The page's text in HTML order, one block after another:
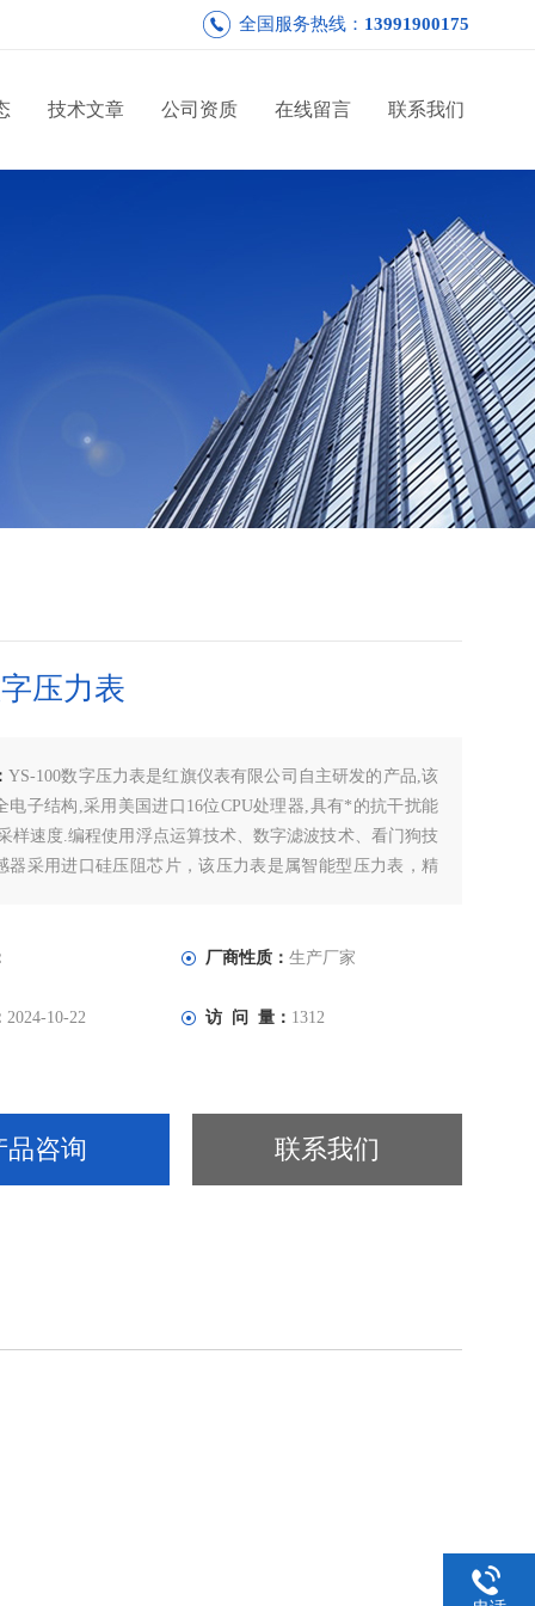
全国服务热线： 13991900175
技术文章 公司资质 在线留言 联系我们
压力表
YS-100数字压力表是红旗仪表有限公司自主研发的产品,该
电子结构,采用美国进口16位CPU处理器,具有*的抗干扰能
样速度.编程使用浮点运算技术、数字滤波技术、看门狗技
器采用进口硅压阻芯片，该压力表是属智能型压力表，精
厂商性质： 生产厂家
2024-10-22 访 问 量： 1312
品咨询 联系我们